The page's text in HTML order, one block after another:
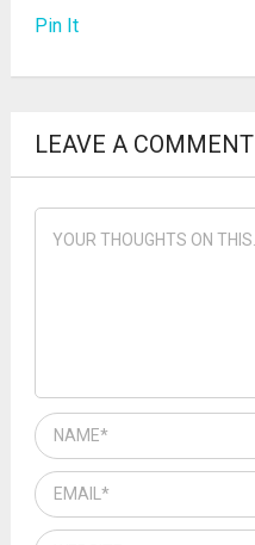
Pin It
LEAVE A COMMENT